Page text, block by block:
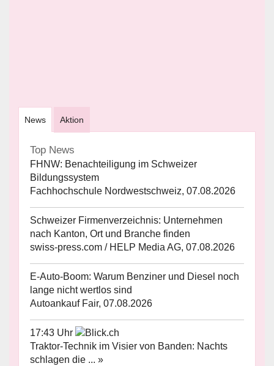
News Aktion
Top News
FHNW: Benachteiligung im Schweizer
Bildungssystem
Fachhochschule Nordwestschweiz, 07.08.2026
Schweizer Firmenverzeichnis: Unternehmen
nach Kanton, Ort und Branche finden
swiss-press.com / HELP Media AG, 07.08.2026
E-Auto-Boom: Warum Benziner und Diesel noch
lange nicht wertlos sind
Autoankauf Fair, 07.08.2026
17:43 Uhr
Traktor-Technik im Visier von Banden: Nachts
schlagen die ... »